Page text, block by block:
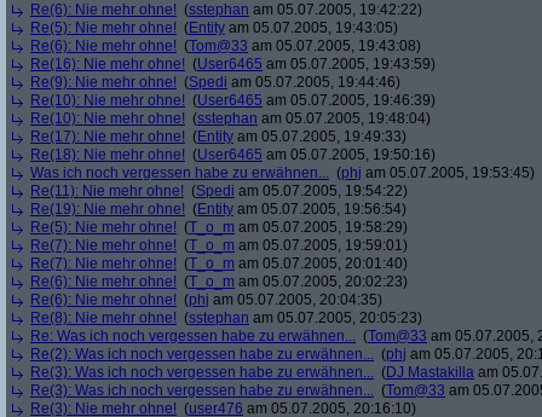
Re(6): Nie mehr ohne! (sstephan am 05.07.2005, 19:42:22)
Re(5): Nie mehr ohne! (Entity am 05.07.2005, 19:43:05)
Re(6): Nie mehr ohne! (Tom@33 am 05.07.2005, 19:43:08)
Re(16): Nie mehr ohne! (User6465 am 05.07.2005, 19:43:59)
Re(9): Nie mehr ohne! (Spedi am 05.07.2005, 19:44:46)
Re(10): Nie mehr ohne! (User6465 am 05.07.2005, 19:46:39)
Re(10): Nie mehr ohne! (sstephan am 05.07.2005, 19:48:04)
Re(17): Nie mehr ohne! (Entity am 05.07.2005, 19:49:33)
Re(18): Nie mehr ohne! (User6465 am 05.07.2005, 19:50:16)
Was ich noch vergessen habe zu erwähnen... (phj am 05.07.2005, 19:53:45)
Re(11): Nie mehr ohne! (Spedi am 05.07.2005, 19:54:22)
Re(19): Nie mehr ohne! (Entity am 05.07.2005, 19:56:54)
Re(5): Nie mehr ohne! (T_o_m am 05.07.2005, 19:58:29)
Re(7): Nie mehr ohne! (T_o_m am 05.07.2005, 19:59:01)
Re(7): Nie mehr ohne! (T_o_m am 05.07.2005, 20:01:40)
Re(6): Nie mehr ohne! (T_o_m am 05.07.2005, 20:02:23)
Re(6): Nie mehr ohne! (phj am 05.07.2005, 20:04:35)
Re(8): Nie mehr ohne! (sstephan am 05.07.2005, 20:05:23)
Re: Was ich noch vergessen habe zu erwähnen... (Tom@33 am 05.07.2005,
Re(2): Was ich noch vergessen habe zu erwähnen... (phj am 05.07.2005,
Re(3): Was ich noch vergessen habe zu erwähnen... (DJ Mastakilla am
Re(3): Was ich noch vergessen habe zu erwähnen... (Tom@33 am
Re(3): Nie mehr ohne! (user476 am 05.07.2005, 20:16:10)